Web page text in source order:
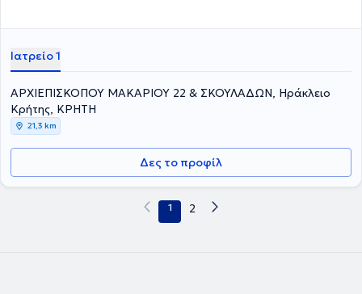
Ιατρείο 1
ΑΡΧΙΕΠΙΣΚΟΠΟΥ ΜΑΚΑΡΙΟΥ 22 & ΣΚΟΥΛΑΔΩΝ, Ηράκλειο
Κρήτης, ΚΡΗΤΗ
21,3 km
Δες το προφίλ
1 2